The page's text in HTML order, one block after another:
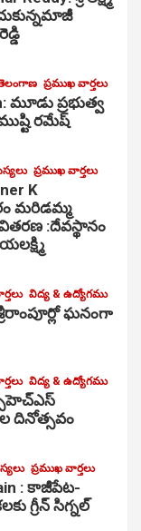
ప్రముఖ వార్తలు
మూడు ప్రభుత్వ
రమేష్
ప్రముఖ వార్తలు
K
మరిడమ్మ
:దేవస్థానం
విద్య & ఉద్యోగము
ఘనంగా
విద్య & ఉద్యోగము
దినోత్సవం
ప్రముఖ వార్తలు
: కాజీపేట-
గ్రీన్ సిగ్నల్